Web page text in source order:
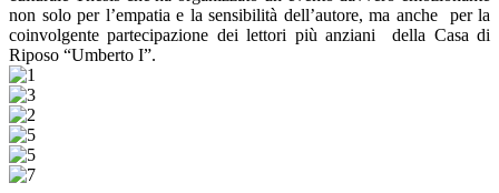
non solo per l’empatia e la sensibilità dell’autore, ma anche
per la
coinvolgente partecipazione dei lettori più anziani
della Casa di
Riposo “Umberto I”.